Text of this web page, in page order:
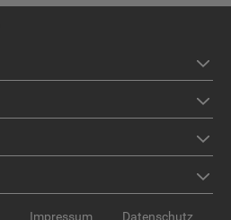
Impressum Datenschutz